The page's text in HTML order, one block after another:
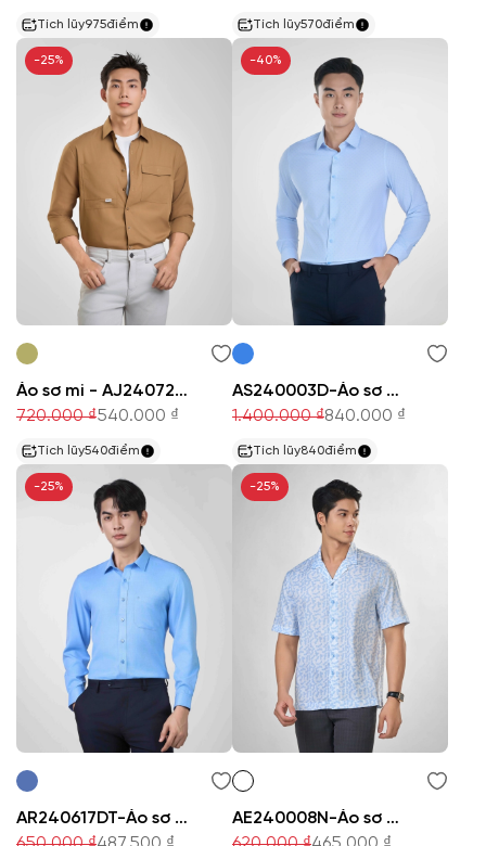
Tích lũy975điểm Tích lũy570điểm
Áo sơ mi - AJ240727D
540.000 ₫
-25%
720.000 ₫
Tích lũy540điểm
AS240003D-Áo sơ mi
840.000 ₫
-40%
1.400.000 ₫
Tích lũy840điểm
AR240617DT-Áo sơ mi
-25%
AE240008N-Áo sơ mi
-25%